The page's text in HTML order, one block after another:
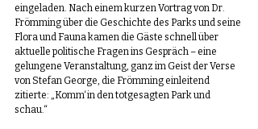
eingeladen. Nach einem kurzen Vortrag von Dr.
Frömming über die Geschichte des Parks und seine
Flora und Fauna kamen die Gäste schnell über
aktuelle politische Fragen ins Gespräch – eine
gelungene Veranstaltung, ganz im Geist der Verse
von Stefan George, die Frömming einleitend
zitierte: „Komm‘ in den totgesagten Park und
schau.“